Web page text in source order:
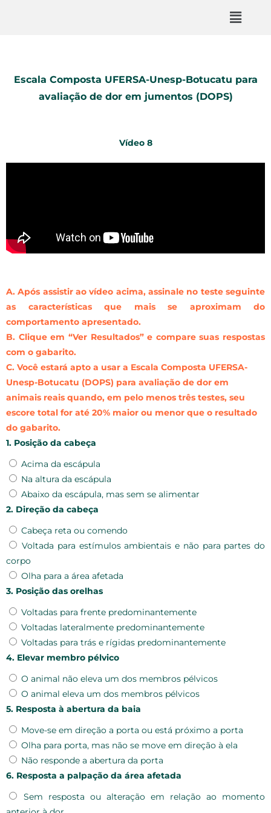
Escala Composta UFERSA-Unesp-Botucatu para
avaliação de dor em jumentos (DOPS)
Vídeo 8
A. Após assistir ao vídeo acima, assinale no teste seguinte
as características que mais se aproximam do
comportamento apresentado.
B. Clique em “Ver Resultados” e compare suas respostas
com o gabarito.
C. Você estará apto a usar a Escala Composta UFERSA-
Unesp-Botucatu (DOPS) para avaliação de dor em
animais reais quando, em pelo menos três testes, seu
escore total for até 20% maior ou menor que o resultado
do gabarito.
1. Posição da cabeça
Acima da escápula
Na altura da escápula
Abaixo da escápula, mas sem se alimentar
2. Direção da cabeça
Cabeça reta ou comendo
Voltada para estímulos ambientais e não para partes do
corpo
Olha para a área afetada
3. Posição das orelhas
Voltadas para frente predominantemente
Voltadas lateralmente predominantemente
Voltadas para trás e rígidas predominantemente
4. Elevar membro pélvico
O animal não eleva um dos membros pélvicos
O animal eleva um dos membros pélvicos
5. Resposta à abertura da baia
Move-se em direção a porta ou está próximo a porta
Olha para porta, mas não se move em direção à ela
Não responde a abertura da porta
6. Resposta a palpação da área afetada
Sem resposta ou alteração em relação ao momento